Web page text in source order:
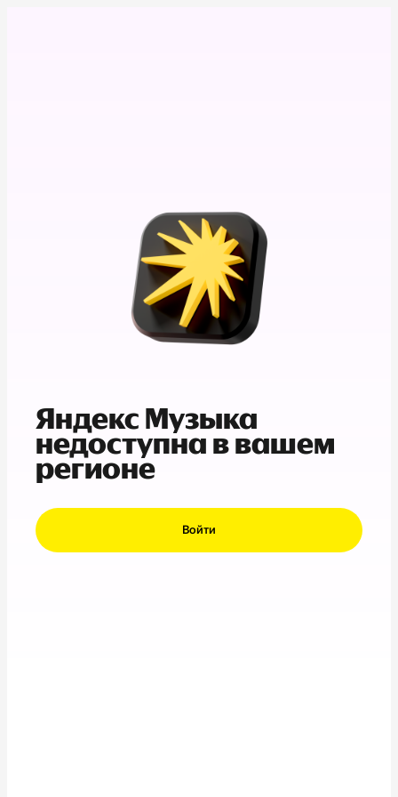
Яндекс Музыка
недоступна в вашем
регионе
Войти